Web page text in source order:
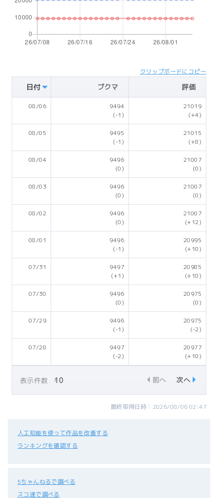
クリップボードにコピー
日付 ブクマ 評価
08/06
9494
(-1)
21019
(+4)
08/05
9495
(-1)
21015
(+8)
08/04
9496
(0)
21007
(0)
08/03
9496
(0)
21007
(0)
08/02
9496
(0)
21007
(+12)
08/01
9496
(-1)
20995
(+10)
07/31
9497
(+1)
20985
(+10)
07/30
9496
(0)
20975
(0)
07/29
9496
(-1)
20975
(-2)
07/28
9497
(-2)
20977
(+10)
表示件数 前へ 次へ
最終取得日時：2026/08/06 02:47
人工知能を使って作品を改善する
ランキングを確認する
5ちゃんねるで調べる
スコ速で調べる